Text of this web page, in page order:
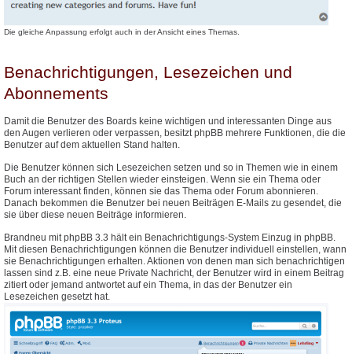
Die gleiche Anpassung erfolgt auch in der Ansicht eines Themas.
Benachrichtigungen, Lesezeichen und
Abonnements
Damit die Benutzer des Boards keine wichtigen und interessanten Dinge aus
den Augen verlieren oder verpassen, besitzt phpBB mehrere Funktionen, die die
Benutzer auf dem aktuellen Stand halten.
Die Benutzer können sich Lesezeichen setzen und so in Themen wie in einem
Buch an der richtigen Stellen wieder einsteigen. Wenn sie ein Thema oder
Forum interessant finden, können sie das Thema oder Forum abonnieren.
Danach bekommen die Benutzer bei neuen Beiträgen E-Mails zu gesendet, die
sie über diese neuen Beiträge informieren.
Brandneu mit phpBB 3.3 hält ein Benachrichtigungs-System Einzug in phpBB.
Mit diesen Benachrichtigungen können die Benutzer individuell einstellen, wann
sie Benachrichtigungen erhalten. Aktionen von denen man sich benachrichtigen
lassen sind z.B. eine neue Private Nachricht, der Benutzer wird in einem Beitrag
zitiert oder jemand antwortet auf ein Thema, in das der Benutzer ein
Lesezeichen gesetzt hat.